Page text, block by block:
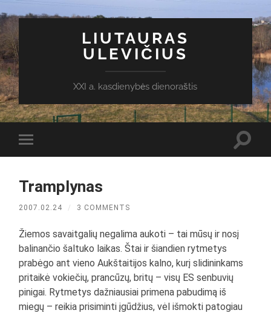
LIUTAURAS
ULEVIČIUS
XXI a. kasdienybės dienoraštis
Toggle
mobile
Tramplynas
2007.02.24 / 3 COMMENTS
Žiemos savaitgalių negalima aukoti – tai mūsų ir nosį
balinančio šaltuko laikas. Štai ir šiandien rytmetys
prabėgo ant vieno Aukštaitijos kalno, kurį slidininkams
pritaikė vokiečių, prancūzų, britų – visų ES senbuvių
pinigai. Rytmetys dažniausiai primena pabudimą iš
miegų – reikia prisiminti įgūdžius, vėl išmokti patogiau